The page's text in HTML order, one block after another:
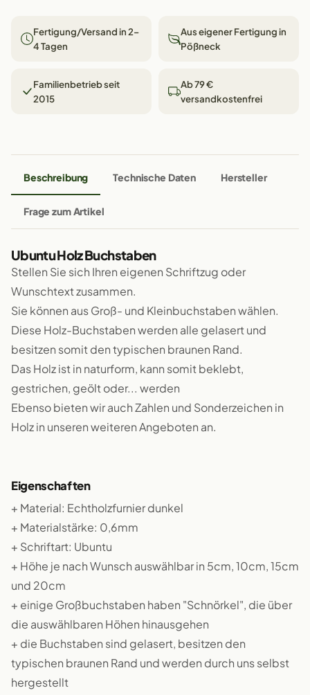
Fertigung/Versand in 2–
4 Tagen
Aus eigener Fertigung in
Pößneck
Familienbetrieb seit
2015
Ab 79 €
versandkostenfrei
Beschreibung Technische Daten Hersteller
Frage zum Artikel
Ubuntu Holz Buchstaben
Stellen Sie sich Ihren eigenen Schriftzug oder
Wunschtext zusammen.
Sie können aus Groß- und Kleinbuchstaben wählen.
Diese Holz-Buchstaben werden alle gelasert und
besitzen somit den typischen braunen Rand.
Das Holz ist in naturform, kann somit beklebt,
gestrichen, geölt oder... werden
Ebenso bieten wir auch Zahlen und Sonderzeichen in
Holz in unseren weiteren Angeboten an.
Eigenschaften
+ Material: Echtholzfurnier dunkel
+ Materialstärke: 0,6mm
+ Schriftart: Ubuntu
+ Höhe je nach Wunsch auswählbar in 5cm, 10cm, 15cm
und 20cm
+ einige Großbuchstaben haben "Schnörkel", die über
die auswählbaren Höhen hinausgehen
+ die Buchstaben sind gelasert, besitzen den
typischen braunen Rand und werden durch uns selbst
hergestellt